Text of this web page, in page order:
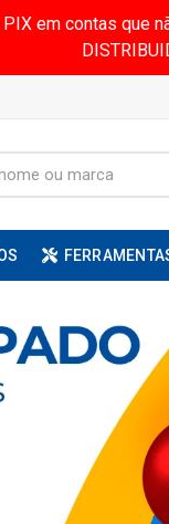
em contas que